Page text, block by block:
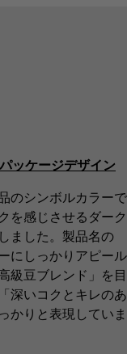
ッケージデザイン
のシンボルカラーで
を感じさせるダーク
ました。製品名の
にしっかりアピール
級豆ブレンド」を目
深いコクとキレのあ
かりと表現していま